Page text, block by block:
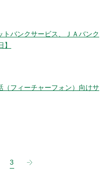
トバンクサービス、ＪＡバンク
（フィーチャーフォン）向けサ
3